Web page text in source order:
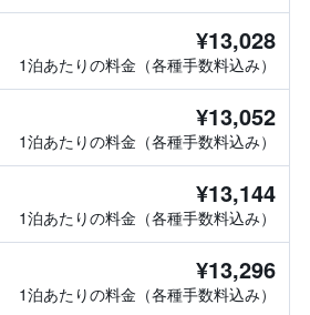
¥13,028
1泊あたりの料金（各種手数料込み）
¥13,052
1泊あたりの料金（各種手数料込み）
¥13,144
1泊あたりの料金（各種手数料込み）
¥13,296
1泊あたりの料金（各種手数料込み）